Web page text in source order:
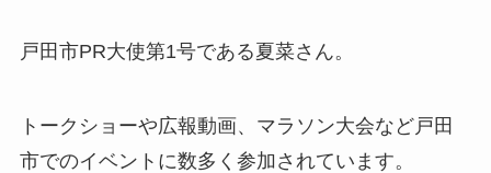
戸田市PR大使第1号である夏菜さん。
トークショーや広報動画、マラソン大会など戸田
市でのイベントに数多く参加されています。